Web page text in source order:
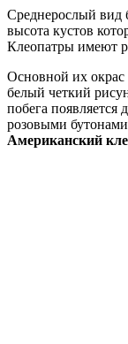
Среднерослый вид
высота кустов
Клеопатры имеют
Основной их
белый четкий
побега
розовыми
Американский